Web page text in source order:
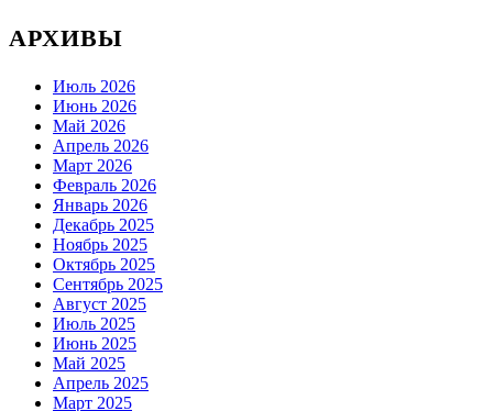
АРХИВЫ
Июль 2026
Июнь 2026
Май 2026
Апрель 2026
Март 2026
Февраль 2026
Январь 2026
Декабрь 2025
Ноябрь 2025
Октябрь 2025
Сентябрь 2025
Август 2025
Июль 2025
Июнь 2025
Май 2025
Апрель 2025
Март 2025